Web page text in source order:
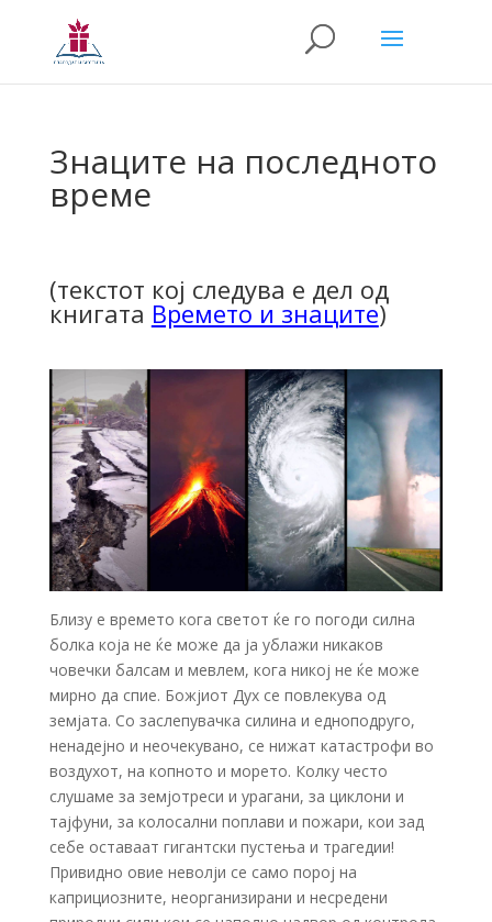
Знаците на последното
време
(текстот кој следува е дел од
книгата Времето и знаците)
Близу е времето кога светот ќе го погоди силна
болка која не ќе може да ја ублажи никаков
човечки балсам и мевлем, кога никој не ќе може
мирно да спие. Божјиот Дух се повлекува од
земјата. Со заслепувачка силина и едноподруго,
ненадејно и неочекувано, се нижат катастрофи во
воздухот, на копното и морето. Колку често
слушаме за земјотреси и урагани, за циклони и
тајфуни, за колосални поплави и пожари, кои зад
себе оставаат гигантски пустења и трагедии!
Привидно овие неволји се само порој на
каприциозните, неорганизирани и несредени